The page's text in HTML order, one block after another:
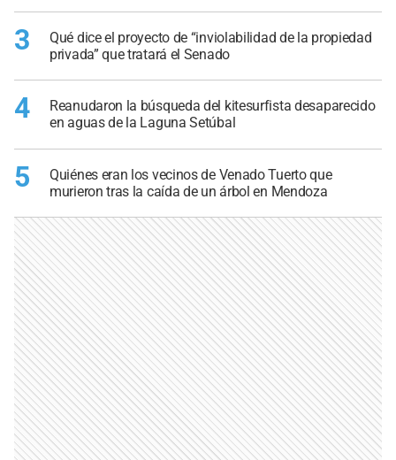
3
Qué dice el proyecto de “inviolabilidad de la propiedad
privada” que tratará el Senado
4
Reanudaron la búsqueda del kitesurfista desaparecido
en aguas de la Laguna Setúbal
5
Quiénes eran los vecinos de Venado Tuerto que
murieron tras la caída de un árbol en Mendoza